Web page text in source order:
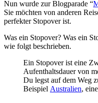
Nun wurde zur Blogparade “
Sie möchten von anderen
perfekter Stopover ist.
Was ein Stopover? Was ein
wie folgt beschrieben.
Ein Stopover ist eine
Aufenthaltsdauer von
Du legst auf dem Weg
Beispiel Australien,